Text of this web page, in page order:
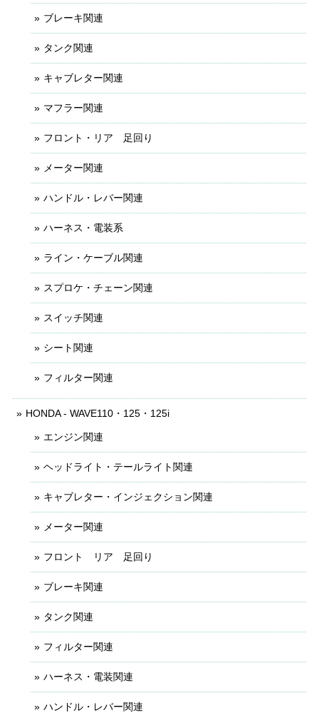
ブレーキ関連
タンク関連
キャブレター関連
マフラー関連
フロント・リア 足回り
メーター関連
ハンドル・レバー関連
ハーネス・電装系
ライン・ケーブル関連
スプロケ・チェーン関連
スイッチ関連
シート関連
フィルター関連
HONDA - WAVE110・125・125i
エンジン関連
ヘッドライト・テールライト関連
キャブレター・インジェクション関連
メーター関連
フロント リア 足回り
ブレーキ関連
タンク関連
フィルター関連
ハーネス・電装関連
ハンドル・レバー関連